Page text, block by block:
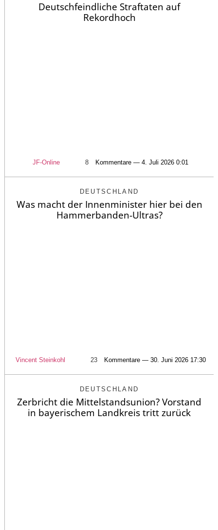
Deutschfeindliche Straftaten auf
Rekordhoch
JF-Online 8 Kommentare — 4. Juli 2026 0:01
DEUTSCHLAND
Was macht der Innenminister hier bei den
Hammerbanden-Ultras?
Vincent Steinkohl 23 Kommentare — 30. Juni 2026 17:30
DEUTSCHLAND
Zerbricht die Mittelstandsunion? Vorstand
in bayerischem Landkreis tritt zurück